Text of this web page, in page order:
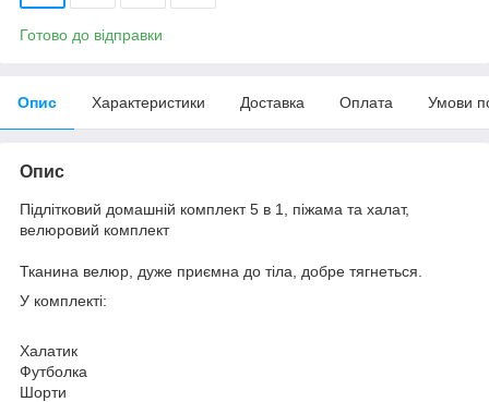
Готово до відправки
Опис Характеристики Доставка Оплата Умови
Опис
Підлітковий домашній комплект 5 в 1, піжама та халат,
велюровий комплект
Тканина велюр, дуже приємна до тіла, добре тягнеться.
У комплекті:
Халатик
Футболка
Шорти